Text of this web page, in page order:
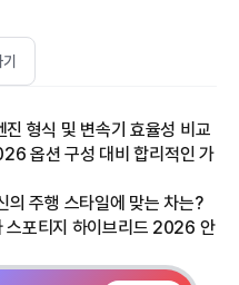
형식 및 변속기 효율성 비교
옵션 구성 대비 합리적인 가
주행 스타일에 맞는 차는?
스포티지 하이브리드 2026 안